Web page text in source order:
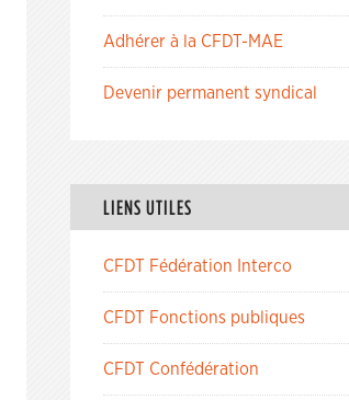
Adhérer à la CFDT-MAE
Devenir permanent syndical
LIENS UTILES
CFDT Fédération Interco
CFDT Fonctions publiques
CFDT Confédération